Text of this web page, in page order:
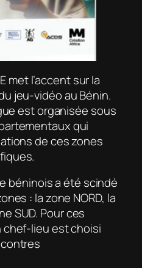
met l’accent sur la
jeu-vidéo au Bénin.
est organisée sous
qui
de ces zones
béninois a été scindé
: la zone NORD, la
SUD. Pour ces
lieu est choisi